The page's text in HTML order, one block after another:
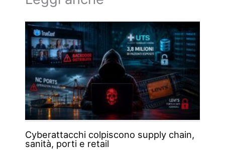
Cyberattacchi colpiscono supply chain,
sanità, porti e retail